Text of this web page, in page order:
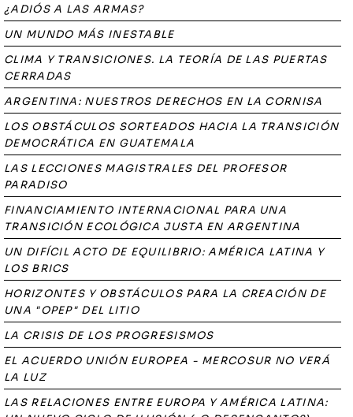
¿ADIÓS A LAS ARMAS?
UN MUNDO MÁS INESTABLE
CLIMA Y TRANSICIONES. LA TEORÍA DE LAS PUERTAS
CERRADAS
ARGENTINA: NUESTROS DERECHOS EN LA CORNISA
LOS OBSTÁCULOS SORTEADOS HACIA LA TRANSICIÓN
DEMOCRÁTICA EN GUATEMALA
LAS LECCIONES MAGISTRALES DEL PROFESOR
PARADISO
FINANCIAMIENTO INTERNACIONAL PARA UNA
TRANSICIÓN ECOLÓGICA JUSTA EN ARGENTINA
UN DIFÍCIL ACTO DE EQUILIBRIO: AMÉRICA LATINA Y
LOS BRICS
HORIZONTES Y OBSTÁCULOS PARA LA CREACIÓN DE
UNA "OPEP" DEL LITIO
LA CRISIS DE LOS PROGRESISMOS
EL ACUERDO UNIÓN EUROPEA - MERCOSUR NO VERÁ
LA LUZ
LAS RELACIONES ENTRE EUROPA Y AMÉRICA LATINA: